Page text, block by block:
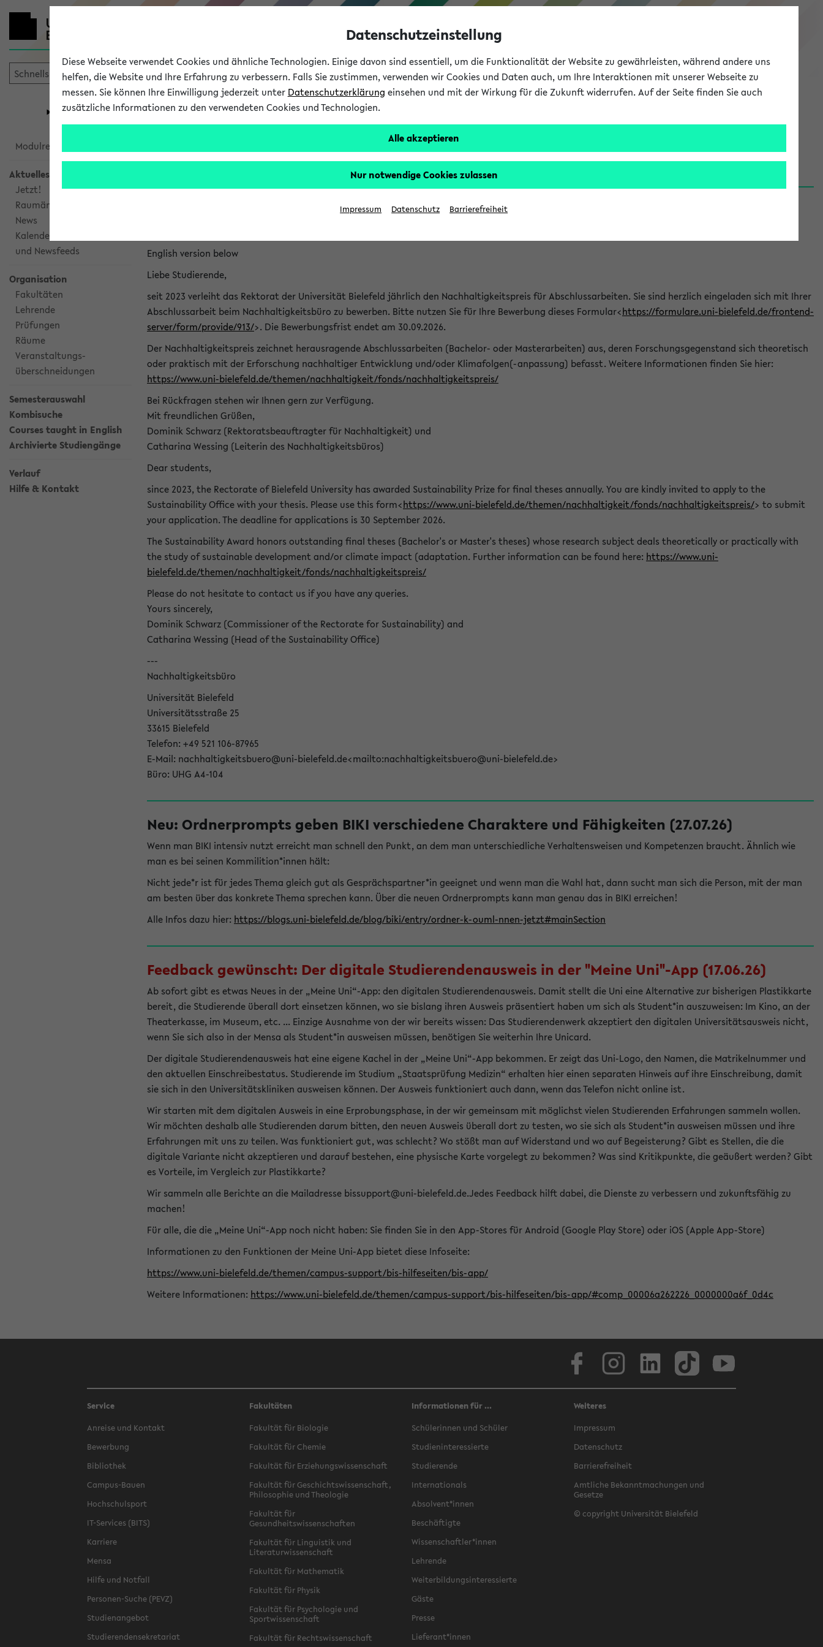
eKVV
Universität Forschung Studium
eKVV
Modulrecherche
Aktuelles
Jetzt!
Raumänderungen
News
Kalenderintegration
und Newsfeeds
Organisation
Fakultäten
Lehrende
Prüfungen
Räume
Veranstaltungs-
überschneidungen
Semesterauswahl
Kombisuche
Courses taught in English
Archivierte Studiengänge
Verlauf
Hilfe & Kontakt
eKVV News
Nachhaltigkeitspreis 2026: Bewerbungsphase gestartet (06.08.26)
English version below
Liebe Studierende,
seit 2023 verleiht das Rektorat der Universität Bielefeld jährlich den Nachhaltigkeitspreis für Abschlussarbeiten. Sie sind herzlich eingeladen sich mit Ihrer
Abschlussarbeit beim Nachhaltigkeitsbüro zu bewerben. Bitte nutzen Sie für Ihre Bewerbung dieses Formular<https://formulare.uni-bielefeld.de/frontend-
server/form/provide/913/>. Die Bewerbungsfrist endet am 30.09.2026.
Der Nachhaltigkeitspreis zeichnet herausragende Abschlussarbeiten (Bachelor- oder Masterarbeiten) aus, deren Forschungsgegenstand sich theoretisch
oder praktisch mit der Erforschung nachhaltiger Entwicklung und/oder Klimafolgen(-anpassung) befasst. Weitere Informationen finden Sie hier:
https://www.uni-bielefeld.de/themen/nachhaltigkeit/fonds/nachhaltigkeitspreis/
Bei Rückfragen stehen wir Ihnen gern zur Verfügung.
Mit freundlichen Grüßen,
Dominik Schwarz (Rektoratsbeauftragter für Nachhaltigkeit) und
Catharina Wessing (Leiterin des Nachhaltigkeitsbüros)
Dear students,
since 2023, the Rectorate of Bielefeld University has awarded Sustainability Prize for final theses annually. You are kindly invited to apply to the
Sustainability Office with your thesis. Please use this form<https://www.uni-bielefeld.de/themen/nachhaltigkeit/fonds/nachhaltigkeitspreis/> to submit
your application. The deadline for applications is 30 September 2026.
The Sustainability Award honors outstanding final theses (Bachelor's or Master's theses) whose research subject deals theoretically or practically with
the study of sustainable development and/or climate impact (adaptation. Further information can be found here: https://www.uni-
bielefeld.de/themen/nachhaltigkeit/fonds/nachhaltigkeitspreis/
Please do not hesitate to contact us if you have any queries.
Yours sincerely,
Dominik Schwarz (Commissioner of the Rectorate for Sustainability) and
Catharina Wessing (Head of the Sustainability Office)
---
Nachhaltigkeitsbüro
Universität Bielefeld
Universitätsstraße 25
33615 Bielefeld
Telefon: +49 521 106-87965
E-Mail: nachhaltigkeitsbuero@uni-bielefeld.de<mailto:nachhaltigkeitsbuero@uni-bielefeld.de>
Büro: UHG A4-104
Neu: Ordnerprompts geben BIKI verschiedene Charaktere und Fähigkeiten (27.07.26)
Wenn man BIKI intensiv nutzt erreicht man schnell den Punkt, an dem man unterschiedliche Verhaltensweisen und Kompetenzen braucht. Ähnlich wie
man es bei seinen Kommilition*innen hält:
Nicht jede*r ist für jedes Thema gleich gut als Gesprächspartner*in geeignet und wenn man die Wahl hat, dann sucht man sich die Person, mit der man
am besten über das konkrete Thema sprechen kann. Über die neuen Ordnerprompts kann man genau das in BIKI erreichen!
Alle Infos dazu hier: https://blogs.uni-bielefeld.de/blog/biki/entry/ordner-k-ouml-nnen-jetzt#mainSection
Feedback gewünscht: Der digitale Studierendenausweis in der "Meine Uni"-App (17.06.26)
Ab sofort gibt es etwas Neues in der „Meine Uni“-App: den digitalen Studierendenausweis. Damit stellt die Uni eine Alternative zur bisherigen Plastikkarte
bereit, die Studierende überall dort einsetzen können, wo sie bislang ihren Ausweis präsentiert haben um sich als Student*in auszuweisen: Im Kino, an der
Theaterkasse, im Museum, etc. ... Einzige Ausnahme von der wir bereits wissen: Das Studierendenwerk akzeptiert den digitalen Universitätsausweis nicht,
wenn Sie sich also in der Mensa als Student*in ausweisen müssen, benötigen Sie weiterhin Ihre Unicard.
Der digitale Studierendenausweis hat eine eigene Kachel in der „Meine Uni“-App bekommen. Er zeigt das Uni-Logo, den Namen, die Matrikelnummer und
den aktuellen Einschreibestatus. Studierende im Studium „Staatsprüfung Medizin“ erhalten hier einen separaten Hinweis auf ihre Einschreibung, damit
sie sich in den Universitätskliniken ausweisen können. Der Ausweis funktioniert auch dann, wenn das Telefon nicht online ist.
Wir starten mit dem digitalen Ausweis in eine Erprobungsphase, in der wir gemeinsam mit möglichst vielen Studierenden Erfahrungen sammeln wollen.
Wir möchten deshalb alle Studierenden darum bitten, den neuen Ausweis überall dort zu testen, wo sie sich als Student*in ausweisen müssen und ihre
Erfahrungen mit uns zu teilen. Was funktioniert gut, was schlecht? Wo stößt man auf Widerstand und wo auf Begeisterung? Gibt es Stellen, die die
digitale Variante nicht akzeptieren und darauf bestehen, eine physische Karte vorgelegt zu bekommen? Was sind Kritikpunkte, die geäußert werden? Gibt
es Vorteile, im Vergleich zur Plastikkarte?
Wir sammeln alle Berichte an die Mailadresse bissupport@uni-bielefeld.de.Jedes Feedback hilft dabei, die Dienste zu verbessern und zukunftsfähig zu
machen!
Für alle, die die „Meine Uni“-App noch nicht haben: Sie finden Sie in den App-Stores für Android (Google Play Store) oder iOS (Apple App-Store)
Informationen zu den Funktionen der Meine Uni-App bietet diese Infoseite:
https://www.uni-bielefeld.de/themen/campus-support/bis-hilfeseiten/bis-app/
Weitere Informationen: https://www.uni-bielefeld.de/themen/campus-support/bis-hilfeseiten/bis-app/#comp_00006a262226_0000000a6f_0d4c
Service
Anreise und Kontakt
Bewerbung
Bibliothek
Campus-Bauen
Hochschulsport
IT-Services (BITS)
Karriere
Mensa
Hilfe und Notfall
Personen-Suche (PEVZ)
Studienangebot
Studierendensekretariat
Fakultäten
Fakultät für Biologie
Fakultät für Chemie
Fakultät für Erziehungswissenschaft
Fakultät für Geschichtswissenschaft,
Philosophie und Theologie
Fakultät für
Gesundheitswissenschaften
Fakultät für Linguistik und
Literaturwissenschaft
Fakultät für Mathematik
Fakultät für Physik
Fakultät für Psychologie und
Sportwissenschaft
Fakultät für Rechtswissenschaft
Informationen für ...
Schülerinnen und Schüler
Studieninteressierte
Studierende
Internationals
Absolvent*innen
Beschäftigte
Wissenschaftler*innen
Lehrende
Weiterbildungsinteressierte
Gäste
Presse
Lieferant*innen
Weiteres
Impressum
Datenschutz
Barrierefreiheit
Amtliche Bekanntmachungen und
Gesetze
© copyright Universität Bielefeld
Datenschutzeinstellung
Diese Webseite verwendet Cookies und ähnliche Technologien. Einige davon sind essentiell, um die Funktionalität der Website zu gewährleisten, während andere uns
helfen, die Website und Ihre Erfahrung zu verbessern. Falls Sie zustimmen, verwenden wir Cookies und Daten auch, um Ihre Interaktionen mit unserer Webseite zu
messen. Sie können Ihre Einwilligung jederzeit unter Datenschutzerklärung einsehen und mit der Wirkung für die Zukunft widerrufen. Auf der Seite finden Sie auch
zusätzliche Informationen zu den verwendeten Cookies und Technologien.
Alle akzeptieren
Nur notwendige Cookies zulassen
Impressum Datenschutz Barrierefreiheit